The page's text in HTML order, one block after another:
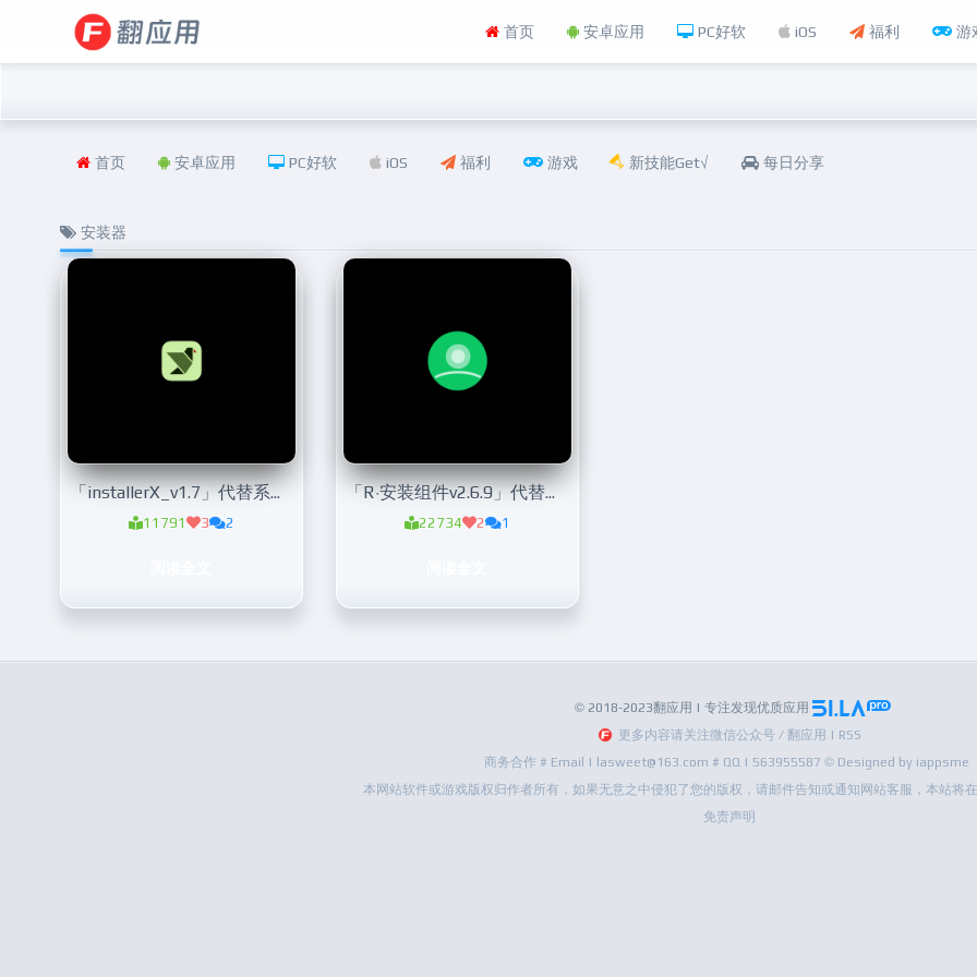
首页 安卓应用 PC好软 iOS 福利 游
首页 安卓应用 PC好软 iOS 福利 游戏 新技能Get√ 每日分享
安装器
「installerX_v1.7」代替系统默认安装器
11791 3 2
「R·安装组件v2.6.9」代替系统默认安装器
22734 2 1
© 2018-2023翻应用 | 专注发现优质应用
更多内容请关注微信公众号 / 翻应用 | RSS
商务合作 # Email | lasweet@163.com # QQ | 563955587 © Designed by iappsme
本网站软件或游戏版权归作者所有，如果无意之中侵犯了您的版权，请邮件告知或通知网站客服，本站将在
免责声明